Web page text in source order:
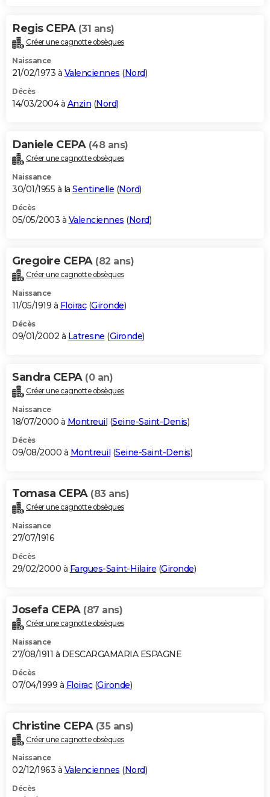
Regis CEPA (31 ans)
Créer une cagnotte obsèques
Naissance
21/02/1973 à Valenciennes (Nord)
Décès
14/03/2004 à Anzin (Nord)
Daniele CEPA (48 ans)
Créer une cagnotte obsèques
Naissance
30/01/1955 à la Sentinelle (Nord)
Décès
05/05/2003 à Valenciennes (Nord)
Gregoire CEPA (82 ans)
Créer une cagnotte obsèques
Naissance
11/05/1919 à Floirac(Gironde)
Décès
09/01/2002 à Latresne (Gironde)
Sandra CEPA (0 an)
Créer une cagnotte obsèques
Naissance
18/07/2000 à Montreuil (Seine-Saint-Denis)
Décès
09/08/2000 à Montreuil (Seine-Saint-Denis)
Tomasa CEPA (83 ans)
Créer une cagnotte obsèques
Naissance
27/07/1916
Décès
29/02/2000 à Fargues-Saint-Hilaire (Gironde)
Josefa CEPA (87 ans)
Créer une cagnotte obsèques
Naissance
27/08/1911 à DESCARGAMARIA ESPAGNE
Décès
07/04/1999 à Floirac(Gironde)
Christine CEPA (35 ans)
Créer une cagnotte obsèques
Naissance
02/12/1963 à Valenciennes (Nord)
Décès